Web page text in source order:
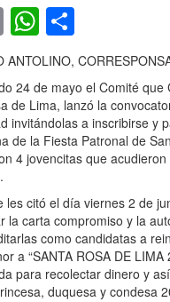
EmailWhatsApp
ANTOLINO,
24 de mayo el Comité
de Lima, lanzó la
invitándolas a inscribirse y
de la Fiesta Patronal de
4 jovencitas que
les citó el día viernes 2 de
la carta compromiso y la
como candidatas a
a “SANTA ROSA DE
para recolectar dinero y
duquesa y condesa